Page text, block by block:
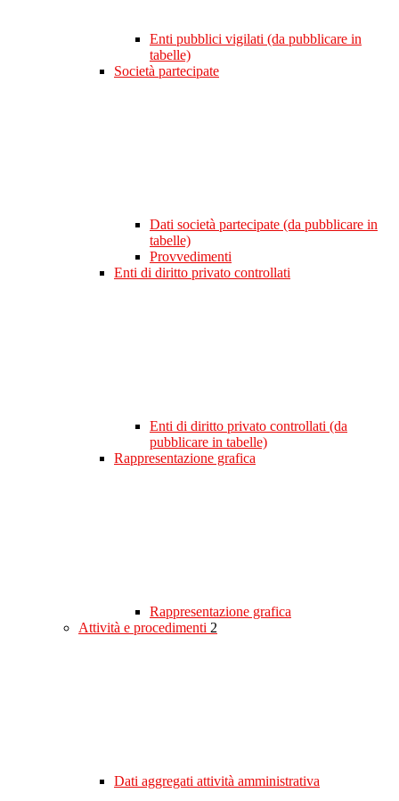
Enti pubblici vigilati (da pubblicare in
tabelle)
Società partecipate
Dati società partecipate (da pubblicare in
tabelle)
Provvedimenti
Enti di diritto privato controllati
Enti di diritto privato controllati (da
pubblicare in tabelle)
Rappresentazione grafica
Rappresentazione grafica
Attività e procedimenti 2
Dati aggregati attività amministrativa